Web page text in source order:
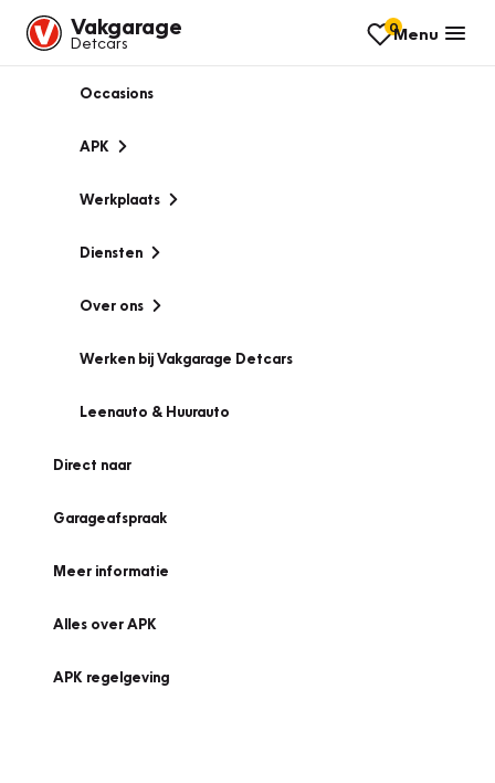
Vakgarage
Detcars
0Menu
Occasions
APK
Werkplaats
Diensten
Over ons
Werken bij Vakgarage Detcars
Leenauto & Huurauto
Direct naar
Garageafspraak
Meer informatie
Alles over APK
APK regelgeving